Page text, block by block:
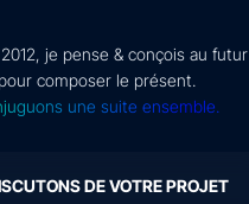
je pense & conçois au futur
pour composer le présent.
une suite ensemble.
DE VOTRE PROJET